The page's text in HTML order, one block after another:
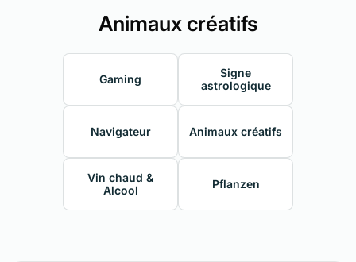
Animaux créatifs
Gaming
Signe
astrologique
Navigateur Animaux créatifs
Vin chaud &
Alcool
Pflanzen